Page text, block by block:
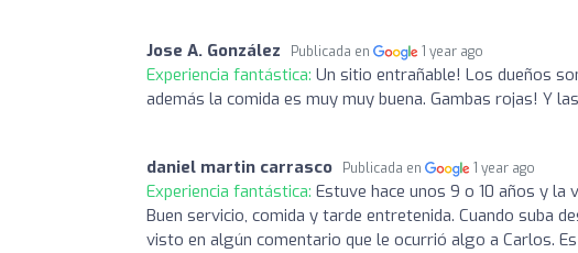
Jose A. González Publicada en 1 year ago
Experiencia fantástica: Un sitio entrañable! Los dueños
además la comida es muy muy buena. Gambas rojas! Y
daniel martin carrasco Publicada en 1 year ago
Experiencia fantástica: Estuve hace unos 9 o 10 años y la
Buen servicio, comida y tarde entretenida. Cuando suba
visto en algún comentario que le ocurrió algo a Carlos.